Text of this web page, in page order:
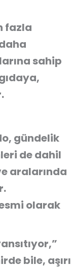
fazla
sahip
gündelik
de dahil
aralarında
olarak
bile, aşırı